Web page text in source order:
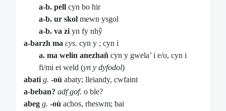
a-b. pell cyn bo hir
a-b. ur skol mewn ysgol
a-b. va zi yn fy nhŷ
a-barzh ma cys. cyn y ; cyn i
a. ma welin anezhañ cyn y gwela’ i e/o, cyn i
fi/mi ei weld (yn y dyfodol)
abati g. -où abaty; lleiandy, cwfaint
a-beban? adf gof. o ble?
abeg g. -où achos, rheswm; bai